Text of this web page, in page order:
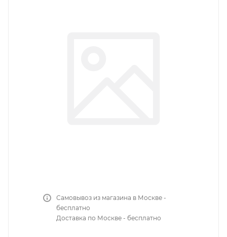
Самовывоз из магазина в Москве -
бесплатно
Доставка по Москве - бесплатно